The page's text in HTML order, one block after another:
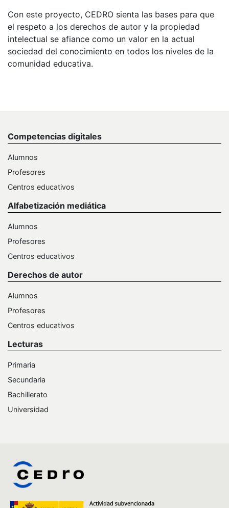
Con este proyecto, CEDRO sienta las bases para que
el respeto a los derechos de autor y la propiedad
intelectual se afiance como un valor en la actual
sociedad del conocimiento en todos los niveles de la
comunidad educativa.
Competencias digitales
Alumnos
Profesores
Centros educativos
Alfabetización mediática
Alumnos
Profesores
Centros educativos
Derechos de autor
Alumnos
Profesores
Centros educativos
Lecturas
Primaria
Secundaria
Bachillerato
Universidad